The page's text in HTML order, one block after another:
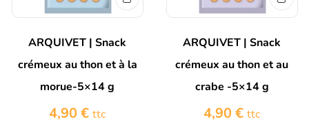
ARQUIVET | Snack
crémeux au thon et à la
morue-5×14 g
4,90€ ttc
ARQUIVET | Snack
crémeux au thon et au
crabe -5×14 g
4,90€ ttc